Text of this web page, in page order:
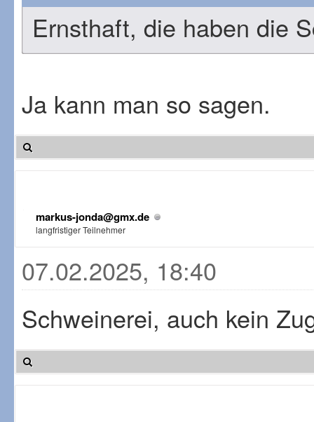
Ernsthaft, die haben die
Ja kann man so sagen.
markus-jonda@gmx.de
langfristiger Teilnehmer
07.02.2025, 18:40
Schweinerei, auch kein